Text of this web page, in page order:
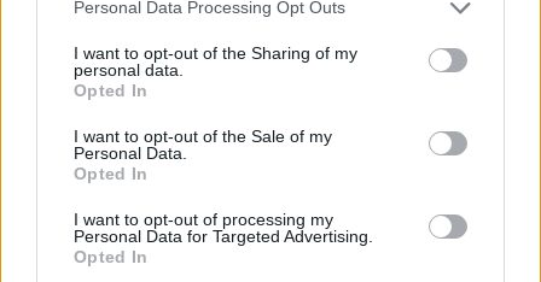
Personal Data Processing Opt Outs
I want to opt-out of the Sharing of my
personal data.
Opted In
I want to opt-out of the Sale of my
Personal Data.
Opted In
I want to opt-out of processing my
Personal Data for Targeted Advertising.
Opted In